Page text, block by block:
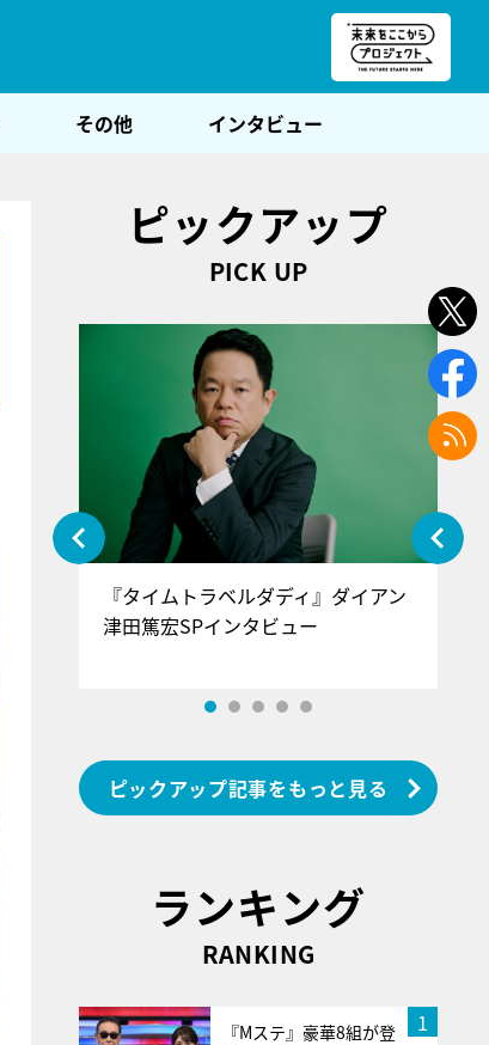
その他 インタビュー
ピックアップ
PICK UP
『タイムトラベルダディ』ダイアン
津田篤宏SPインタビュー
ピックアップ記事をもっと見る
ランキング
RANKING
1
『Mステ』豪華8組が登